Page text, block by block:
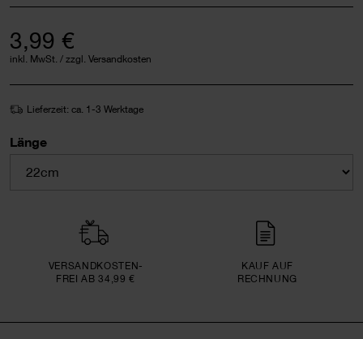
3,99 €
inkl. MwSt. / zzgl. Versandkosten
Lieferzeit: ca. 1-3 Werktage
Länge
VERSAND­KOSTEN­
FREI AB 34,99 €
KAUF AUF
RECHNUNG